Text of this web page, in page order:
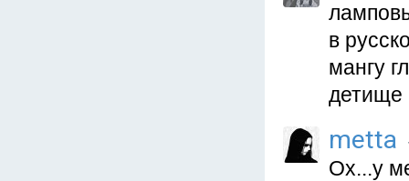
в
мангу
детище
metta
Ох...у